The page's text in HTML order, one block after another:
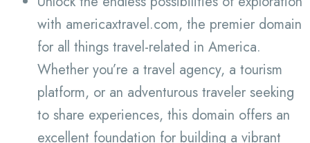
with americaxtravel.com, the premier domain
for all things travel-related in America.
Whether you’re a travel agency, a tourism
platform, or an adventurous traveler seeking
to share experiences, this domain offers an
excellent foundation for building a vibrant